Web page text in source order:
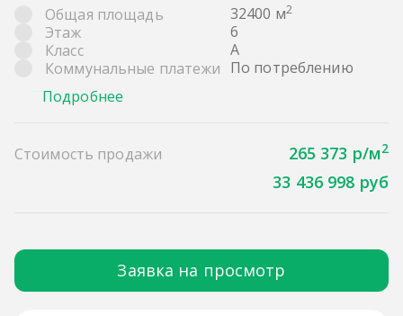
Общая площадь 32400 м2
Этаж
6
Класс
A
Коммунальные платежи По потреблению
Подробнее
Стоимость продажи 265 373 р/м2
33 436 998 руб
Заявка на просмотр